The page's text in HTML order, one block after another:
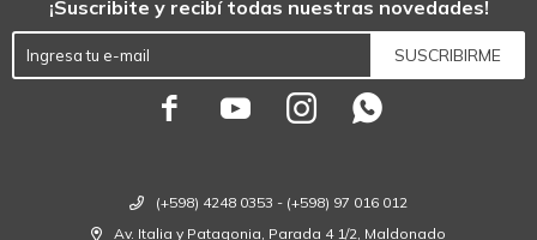
(+598) 4248 0353 - (+598) 97 016 012
Av. Italia y Patagonia, Parada 4 1/2, Maldonado
¡Suscribite y recibí todas nuestras novedades!
SUSCRIBIRME
   